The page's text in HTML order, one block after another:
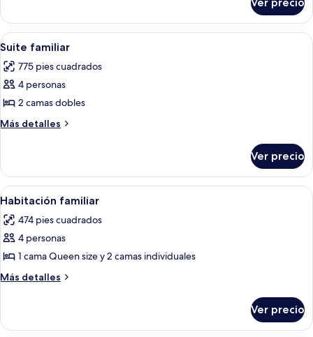
familiar,
chimenea
Abrir
todas
las
fotos
de
Suite
Amplia sala de estar con techo alto,
6
Suite familiar
775 pies cuadrados
4 personas
2 camas dobles
Más detalles
Más
familiar
Ver precio
Abrir
todas
las
fotos
de
Habitación
Caja de seguridad en la habitación y
5
Habitación familiar
474 pies cuadrados
4 personas
1 cama Queen size y 2 camas individuales
Más detalles
Más
familiar
Ver precio